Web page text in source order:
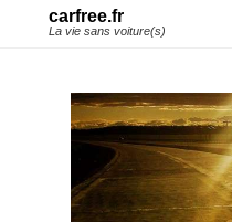
carfree.fr
La vie sans voiture(s)